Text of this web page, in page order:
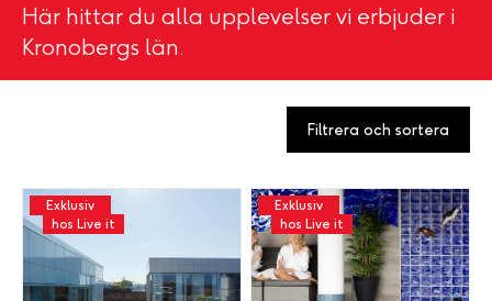
Här hittar du alla upplevelser vi erbjuder i
Kronobergs län.
Filtrera och sortera
Exklusiv
hos Live it
Exklusiv
hos Live it